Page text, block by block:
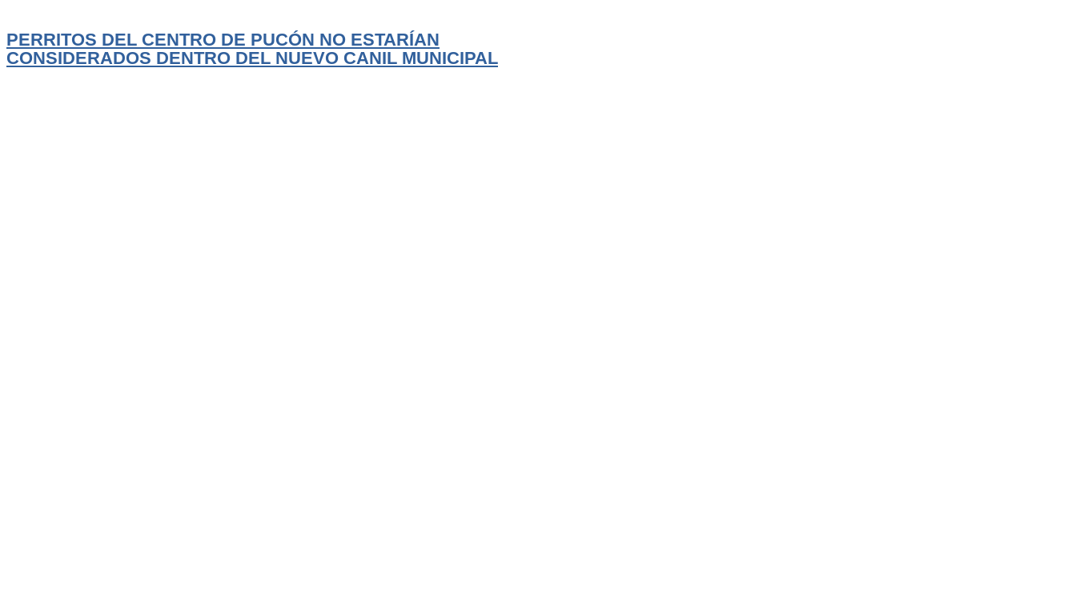
PERRITOS DEL CENTRO DE PUCÓN NO ESTARÍAN
CONSIDERADOS DENTRO DEL NUEVO CANIL MUNICIPAL